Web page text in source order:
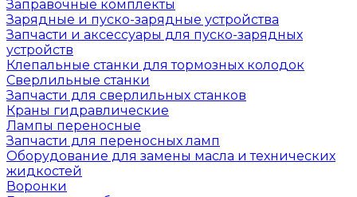
Заправочные комплекты
Зарядные и пуско-зарядные устройства
Запчасти и аксессуары для пуско-зарядных
устройств
Клепальные станки для тормозных колодок
Сверлильные станки
Запчасти для сверлильных станков
Краны гидравлические
Лампы переносные
Запчасти для переносных ламп
Оборудование для замены масла и технических
жидкостей
Воронки